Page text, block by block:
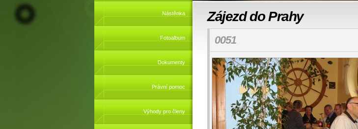
Nástěnka
Fotoalbum
Dokumenty
Právní pomoc
Výhody pro členy
Zájezd do Prahy
0051